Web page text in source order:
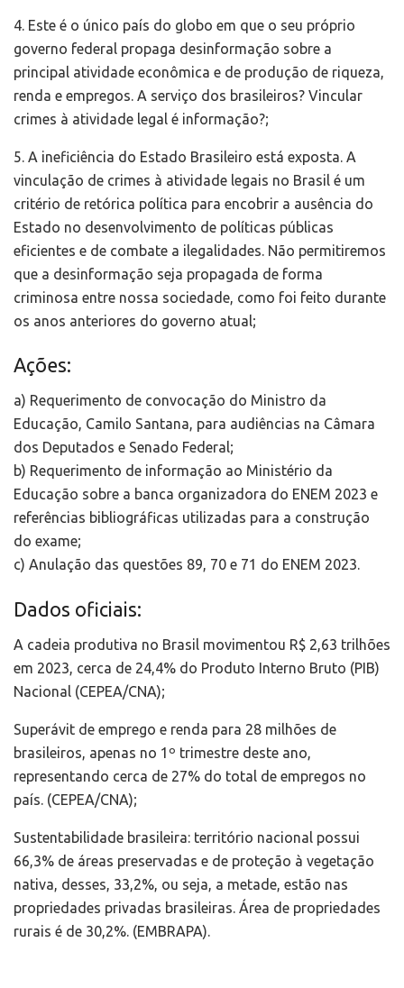
4. Este é o único país do globo em que o seu próprio
governo federal propaga desinformação sobre a
principal atividade econômica e de produção de riqueza,
renda e empregos. A serviço dos brasileiros? Vincular
crimes à atividade legal é informação?;
5. A ineficiência do Estado Brasileiro está exposta. A
vinculação de crimes à atividade legais no Brasil é um
critério de retórica política para encobrir a ausência do
Estado no desenvolvimento de políticas públicas
eficientes e de combate a ilegalidades. Não permitiremos
que a desinformação seja propagada de forma
criminosa entre nossa sociedade, como foi feito durante
os anos anteriores do governo atual;
Ações:
a) Requerimento de convocação do Ministro da
Educação, Camilo Santana, para audiências na Câmara
dos Deputados e Senado Federal;
b) Requerimento de informação ao Ministério da
Educação sobre a banca organizadora do ENEM 2023 e
referências bibliográficas utilizadas para a construção
do exame;
c) Anulação das questões 89, 70 e 71 do ENEM 2023.
Dados oficiais:
A cadeia produtiva no Brasil movimentou R$ 2,63 trilhões
em 2023, cerca de 24,4% do Produto Interno Bruto (PIB)
Nacional (CEPEA/CNA);
Superávit de emprego e renda para 28 milhões de
brasileiros, apenas no 1º trimestre deste ano,
representando cerca de 27% do total de empregos no
país. (CEPEA/CNA);
Sustentabilidade brasileira: território nacional possui
66,3% de áreas preservadas e de proteção à vegetação
nativa, desses, 33,2%, ou seja, a metade, estão nas
propriedades privadas brasileiras. Área de propriedades
rurais é de 30,2%. (EMBRAPA).